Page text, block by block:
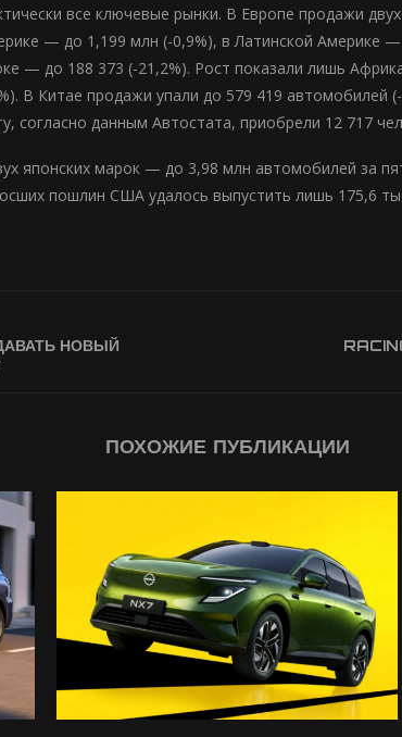
все ключевые рынки. В Европе продажи
— до 1,199 млн (-0,9%), в Латинской Америке
— до 188 373 (-21,2%). Рост показали лишь
В Китае продажи упали до 579 419 автомобилей
согласно данным Автостата, приобрели 12 717
японских марок — до 3,98 млн автомобилей за
пошлин США удалось выпустить лишь 175,6
НОВЫЙ
ПОХОЖИЕ ПУБЛИКАЦИИ